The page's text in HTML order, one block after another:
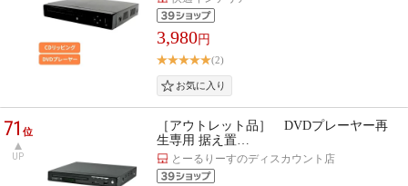
3,980円
(2)
71位
UP
［アウトレット品］ DVDプレーヤー再
生専用 据え置…
とーるりーすのディスカウント店